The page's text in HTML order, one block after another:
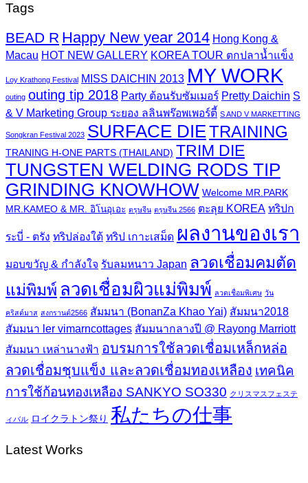
Tags
BEAD R Happy New year 2014 Hong Kong &
Macau HOT NEW GALLERY KOREA TOUR ตกปลาน้ำแข็ง
Loy Krathong Festival MISS DAICHIN 2013 MY WORK
outing outing tip 2018 Party ต้อนรับซัมเมอร์ Pretty Daichin S
& V Marketing Group ระยอง ลลินพร๊อพเพอร์ตี้ S AND V MARKETTING
Songkran Festival 2023 SURFACE DIETRAINING
TRANING H-ONE PARTS (THAILAND) TRIM DIE
TUNGSTEN WELDING RODS TIP
GRINDING KNOWHOW Welcome MR.PARK
MR.KAMEO & MR. อิโนอุเอะ ตรุษจีน ตรุษจีน 2566 ตะลุย KOREA ทริปก
ระบี่ - ตรัง ทริปล่องใต้ ทริป เกาะเสม็ด ผลงานของเรา
มอบขวัญ & กำลังใจ รับลมหนาว Japan ลวดเชื่อมคมตัด
แม่พิมพ์ ลวดเชื่อมผิวแม่พิมพ์ ลวดเชื่อมพิเศษ วัน
คริสต์มาส สงกรานต์2566 สัมมนา (BonanZa Khao Yai) สัมมนา2018
สัมมนา ler vimarncottages สัมมนากลางปี @ Rayong Marriott
สัมมนา เหล่านางฟ้า อบรมการใช้ลวดเชื่อมเหล็กหล่อ
ลวดเชื่อมชุบแข็ง และลวดเชื่อมทองเหลือง เทคนิค
การใช้ก้อนทองเหลือง SANKYO SO330 クリスマスフェステ
ィバル ロイクラトン祭り 私たちの仕事
Latest Works